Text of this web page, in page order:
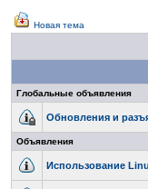
Новая тема
Глобальные объявления
Обновления и
Объявления
Использование